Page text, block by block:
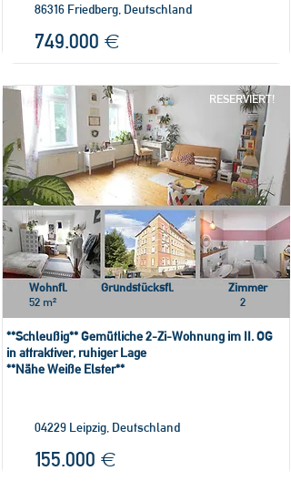
86316 Friedberg, Deutschland
749.000 €
RESERVIERT!
Wohnfl.
52 m²
Grundstücksfl.
Zimmer
2
**Schleußig** Gemütliche 2-Zi-Wohnung im II. OG
in attraktiver, ruhiger Lage
**Nähe Weiße Elster**
04229 Leipzig, Deutschland
155.000 €